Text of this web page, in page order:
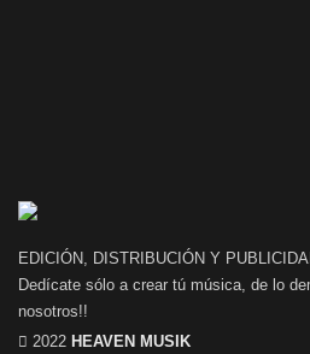
EDICIÓN, DISTRIBUCIÓN Y
Dedícate sólo a crear tú música, de lo
nosotros!!
2022 HEAVEN MUSIK